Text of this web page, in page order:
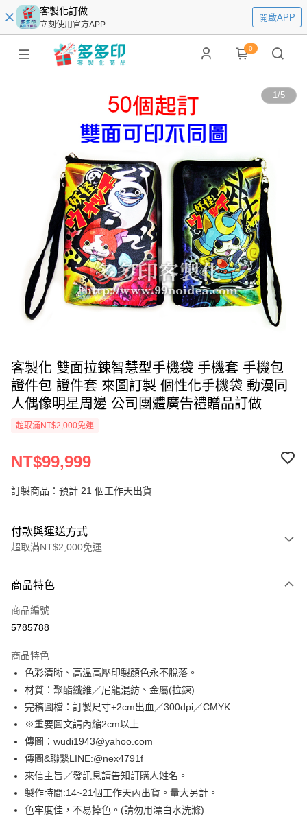
客製化訂做
立刻使用官方APP
開啟APP
0
1/5
客製化 雙面拉鍊智慧型手機袋 手機套 手機包
證件包 證件套 來圖訂製 個性化手機袋 動漫同
人偶像明星周邊 公司團體廣告禮贈品訂做
超取滿NT$2,000免運
NT$99,999
訂製商品：預計 21 個工作天出貨
付款與運送方式
超取滿NT$2,000免運
信用卡一次付款
超商取貨付款
Apple Pay
街口支付
悠遊付
全盈+PAY
AFTEE先享後付
相關說明
【關於「AFTEE先享後付」】
ATM付款
商品特色
商品編號
5785788
商品特色
色彩清晰、高溫高壓印製顏色永不脫落。
材質：聚酯纖維／尼龍混紡、金屬(拉鍊)
完稿圖檔：訂製尺寸+2cm出血／300dpi／CMYK
※重要圖文請內縮2cm以上
傳圖：wudi1943@yahoo.com
傳圖&聯繫LINE:@nex4791f
來信主旨／發訊息請告知訂購人姓名。
製作時間:14~21個工作天內出貨。量大另計。
色牢度佳，不易掉色。(請勿用漂白水洗滌)